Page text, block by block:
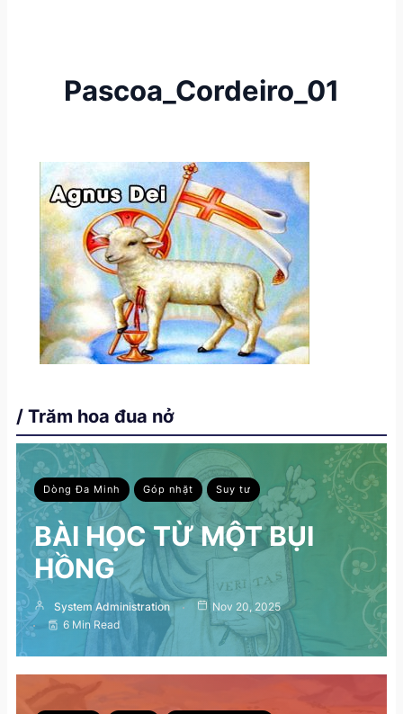
Pascoa_Cordeiro_01
/ Trăm hoa đua nở
Dòng Đa Minh Góp nhặt Suy tư
BÀI HỌC TỪ MỘT BỤI
HỒNG
System Administration
Nov 20, 2025
6 Min Read